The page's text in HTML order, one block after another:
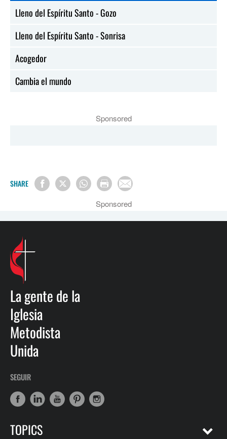
Lleno del Espíritu Santo - Gozo
Lleno del Espíritu Santo - Sonrisa
Acogedor
Cambia el mundo
Sponsored
SHARE
Sponsored
La gente de la
Iglesia
Metodista
Unida
SEGUIR
TOPICS